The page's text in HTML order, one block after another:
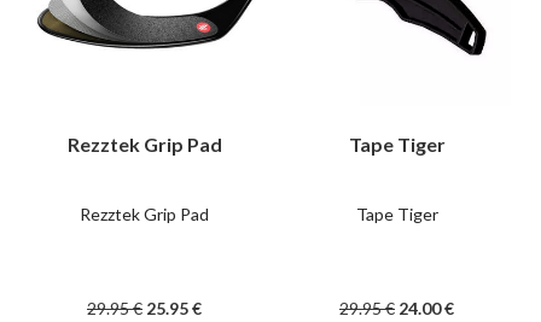
Rezztek Grip Pad
Rezztek Grip Pad
29.95€ 25.95€
Tape Tiger
Tape Tiger
29.95€ 24.00€